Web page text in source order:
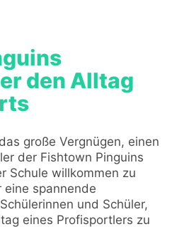
den Alltag
große Vergnügen, einen
der Fishtown Pinguins
Schule willkommen zu
eine spannende
und Schüler,
eines Profisportlers zu